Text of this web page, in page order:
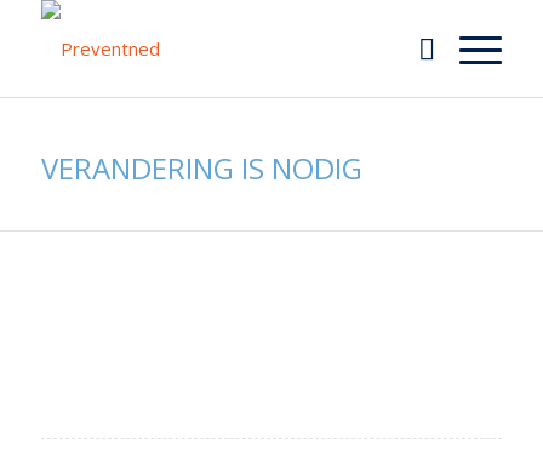
VERANDERING IS NODIG